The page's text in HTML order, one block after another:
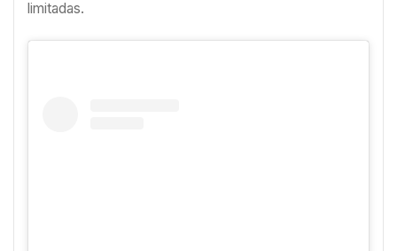
limitadas.